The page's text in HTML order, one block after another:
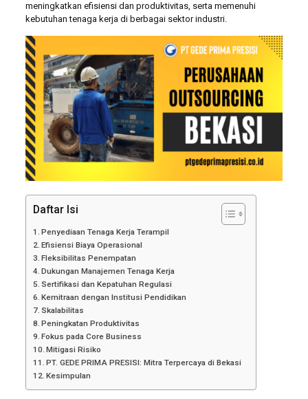
meningkatkan efisiensi dan produktivitas, serta memenuhi
kebutuhan tenaga kerja di berbagai sektor industri.
Daftar Isi
Penyediaan Tenaga Kerja Terampil
Efisiensi Biaya Operasional
Fleksibilitas Penempatan
Dukungan Manajemen Tenaga Kerja
Sertifikasi dan Kepatuhan Regulasi
Kemitraan dengan Institusi Pendidikan
Skalabilitas
Peningkatan Produktivitas
Fokus pada Core Business
Mitigasi Risiko
PT. GEDE PRIMA PRESISI: Mitra Terpercaya di Bekasi
Kesimpulan